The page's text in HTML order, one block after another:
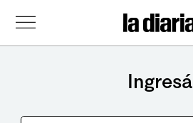
Ingresá